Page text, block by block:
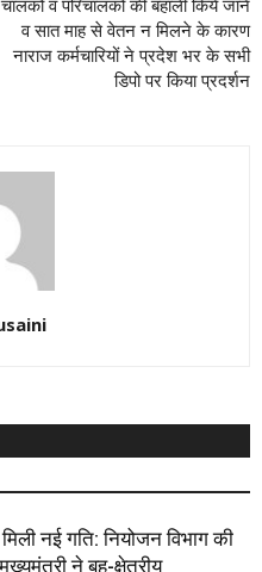
चालकों व परिचालकों की बहाली किये जाने
व सात माह से वेतन न मिलने के कारण
नाराज कर्मचारियों ने प्रदेश भर के सभी
डिपो पर किया प्रदर्शन
नई गति: नियोजन विभाग की
ने बहु-क्षेत्रीय